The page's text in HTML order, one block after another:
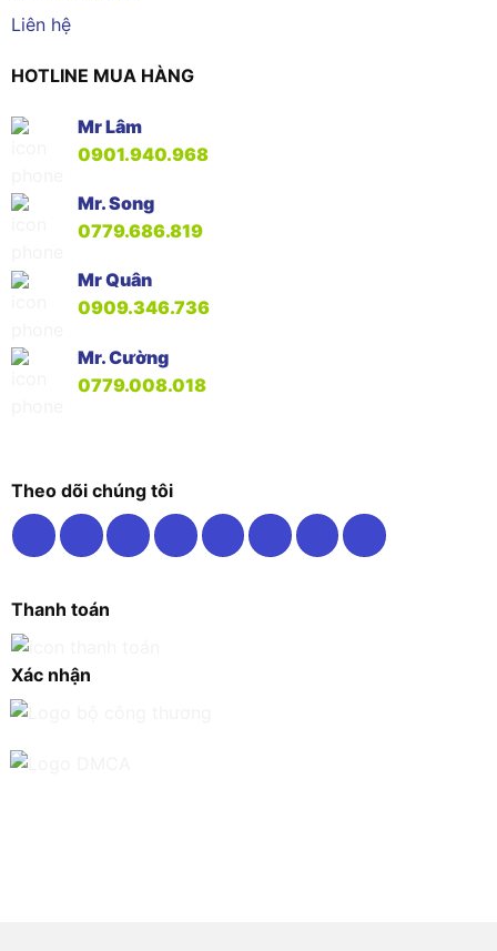
Liên hệ
HOTLINE MUA HÀNG
Mr Lâm
0901.940.968
Mr. Song
0779.686.819
Mr Quân
0909.346.736
Mr. Cường
0779.008.018
Theo dõi chúng tôi
Thanh toán
Xác nhận